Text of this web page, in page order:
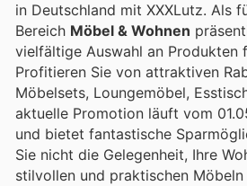
in Deutschland mit XXXLutz. Als
Bereich Möbel & Wohnen
vielfältige Auswahl an Produkten
Profitieren Sie von attraktiven
Möbelsets, Loungemöbel,
aktuelle Promotion läuft vom
und bietet fantastische
Sie nicht die Gelegenheit, Ihre
stilvollen und praktischen